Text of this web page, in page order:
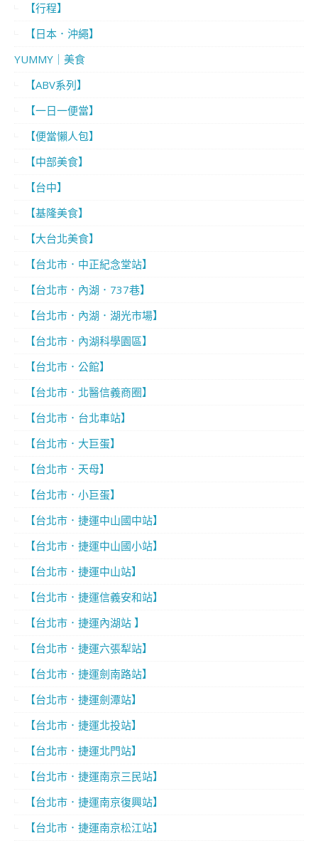
【行程】
【日本．沖繩】
YUMMY｜美食
【ABV系列】
【一日一便當】
【便當懶人包】
【中部美食】
【台中】
【基隆美食】
【大台北美食】
【台北市．中正紀念堂站】
【台北市．內湖．737巷】
【台北市．內湖．湖光市場】
【台北市．內湖科學園區】
【台北市．公館】
【台北市．北醫信義商圈】
【台北市．台北車站】
【台北市．大巨蛋】
【台北市．天母】
【台北市．小巨蛋】
【台北市．捷運中山國中站】
【台北市．捷運中山國小站】
【台北市．捷運中山站】
【台北市．捷運信義安和站】
【台北市．捷運內湖站 】
【台北市．捷運六張犁站】
【台北市．捷運劍南路站】
【台北市．捷運劍潭站】
【台北市．捷運北投站】
【台北市．捷運北門站】
【台北市．捷運南京三民站】
【台北市．捷運南京復興站】
【台北市．捷運南京松江站】